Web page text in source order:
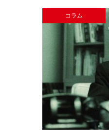
コラム